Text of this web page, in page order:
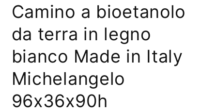
finestra
modale
Camino a bioetanolo
da terra in legno
bianco Made in Italy
Michelangelo
96x36x90h